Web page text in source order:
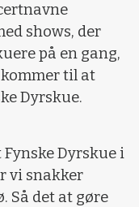
shows, der
på en gang,
til at
Dyrskue.
Dyrskue i
vi snakker
Så det at gøre